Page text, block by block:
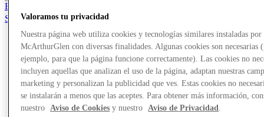
El Club
Salvado
Tiendas
Ofertas
Eventos
Planifica tu visita
Restaurantes
Servicios
Turismo
Valoramos tu privacidad
Nuestra página web utiliza cookies y tecnologías similares instaladas por
McArthurGlen con diversas finalidades. Algunas cookies son necesarias
ejemplo, para que la página funcione correctamente). Las cookies no
incluyen aquellas que analizan el uso de la página, adaptan nuestras
marketing y personalizan la publicidad que ves. Estas cookies no
se instalarán a menos que las aceptes. Para obtener más información,
nuestro
Aviso de Cookies y nuestro Aviso de Privacidad